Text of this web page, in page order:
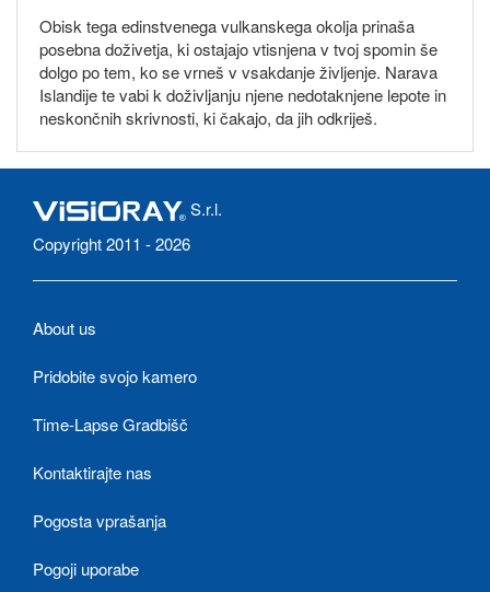
Obisk tega edinstvenega vulkanskega okolja prinaša
posebna doživetja, ki ostajajo vtisnjena v tvoj spomin še
dolgo po tem, ko se vrneš v vsakdanje življenje. Narava
Islandije te vabi k doživljanju njene nedotaknjene lepote in
neskončnih skrivnosti, ki čakajo, da jih odkriješ.
S.r.l.
Copyright 2011 - 2026
About us
Pridobite svojo kamero
Time-Lapse Gradbišč
Kontaktirajte nas
Pogosta vprašanja
Pogoji uporabe